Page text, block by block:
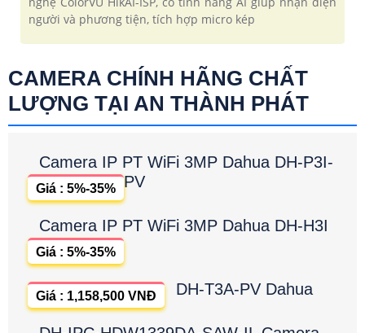
người và phương tiện, tích hợp micro kép
CAMERA CHÍNH HÃNG CHẤT
LƯỢNG TẠI AN THÀNH PHÁT
Camera IP PT WiFi 3MP Dahua DH-P3I-
PV
Giá : 5%-35%
Camera IP PT WiFi 3MP Dahua DH-H3I
Giá : 5%-35%
DH-T3A-PV Dahua
Giá : 1,158,500 VNĐ